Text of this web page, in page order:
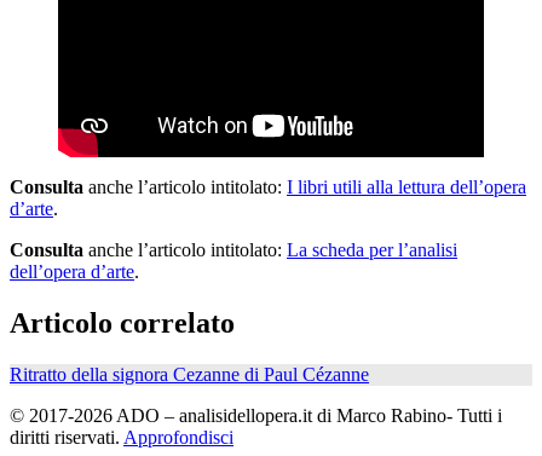
Consulta anche l’articolo intitolato: I libri utili alla lettura dell’opera
d’arte.
Consulta anche l’articolo intitolato: La scheda per l’analisi
dell’opera d’arte.
Articolo correlato
Ritratto della signora Cezanne di Paul Cézanne
© 2017-2026 ADO – analisidellopera.it di Marco Rabino- Tutti i
diritti riservati. Approfondisci